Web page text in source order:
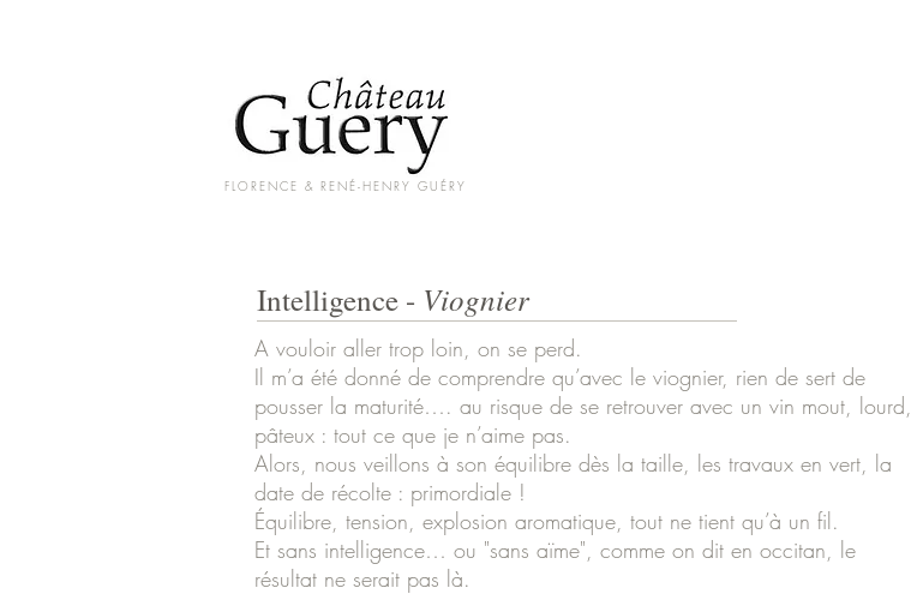
FLORENCE & RENÉ-HENRY GUÉRY
Intelligence - Viognier
A vouloir aller trop loin, on se perd.
Il m’a été donné de comprendre qu’avec le viognier, rien de sert de
pousser la maturité…. au risque de se retrouver avec un vin mout, lourd,
pâteux : tout ce que je n’aime pas.
Alors, nous veillons à son équilibre dès la taille, les travaux en vert, la
date de récolte : primordiale !
Équilibre, tension, explosion aromatique, tout ne tient qu’à un fil.
Et sans intelligence… ou "sans aïme", comme on dit en occitan, le
résultat ne serait pas là.